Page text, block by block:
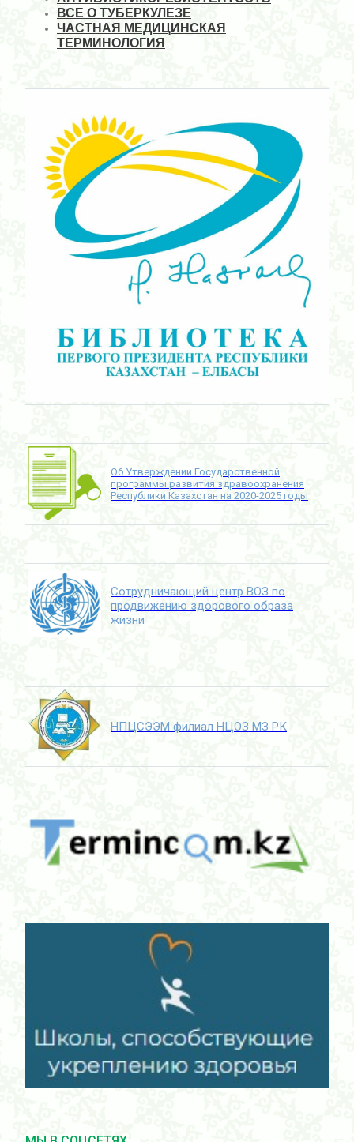
ВСЕ О ТУБЕРКУЛЕЗЕ
ЧАСТНАЯ МЕДИЦИНСКАЯ
ТЕРМИНОЛОГИЯ
Об Утверждении Государственной
программы развития здравоохранения
Республики Казахстан на 2020-2025 годы
Сотрудничающий центр ВОЗ по
продвижению здорового образа
жизни
НПЦСЭЭМ филиал НЦОЗ МЗ РК